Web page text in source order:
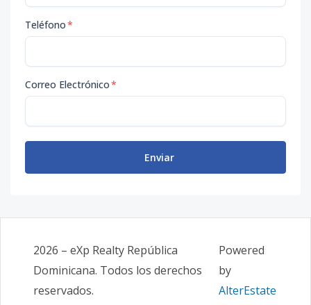
Teléfono*
Correo Electrónico*
Enviar
2026 – eXp Realty República
Dominicana. Todos los derechos
reservados.
Powered
by
AlterEstate